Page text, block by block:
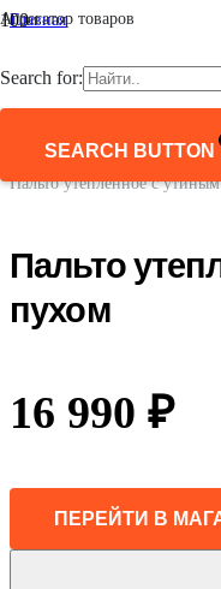
Агрегатор товаров
Search for:
SEARCH BUTTON
Главная
/
Пальто и полупальто
Пальто утепленное с
Пальто
пухом
16 990 ₽
ПЕРЕЙТИ В